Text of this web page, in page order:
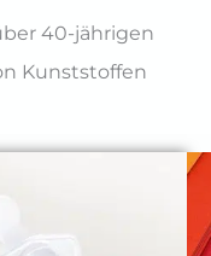
40-jährigen
Kunststoffen